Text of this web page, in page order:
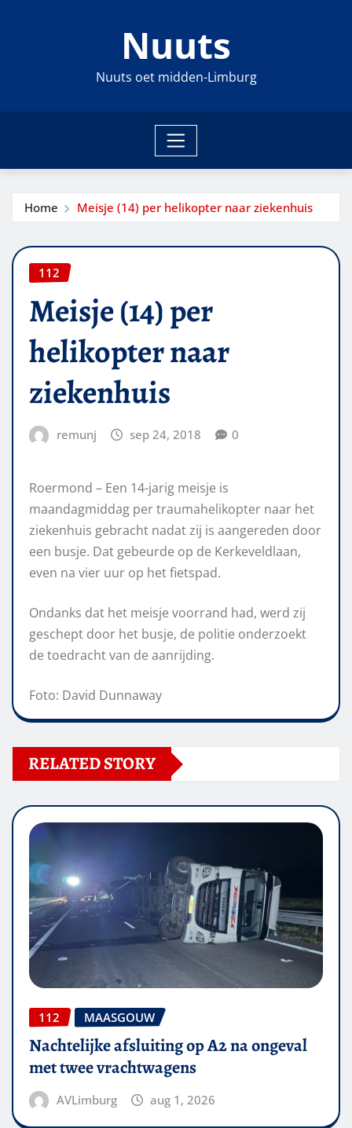
Nuuts
Nuuts oet midden-Limburg
Home Meisje (14) per helikopter naar ziekenhuis
112
Meisje (14) per
helikopter naar
ziekenhuis
remunj sep 24, 2018 0
Roermond – Een 14-jarig meisje is
maandagmiddag per traumahelikopter naar het
ziekenhuis gebracht nadat zij is aangereden door
een busje. Dat gebeurde op de Kerkeveldlaan,
even na vier uur op het fietspad.
Ondanks dat het meisje voorrand had, werd zij
geschept door het busje, de politie onderzoekt
de toedracht van de aanrijding.
Foto: David Dunnaway
RELATED STORY
112 MAASGOUW
Nachtelijke afsluiting op A2 na ongeval
met twee vrachtwagens
AVLimburg aug 1, 2026